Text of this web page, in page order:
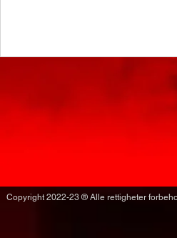
Copyright 2022-23 ® Alle rettigheter